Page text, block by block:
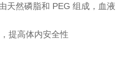
天然磷脂和 PEG 组成，血液
提高体内安全性